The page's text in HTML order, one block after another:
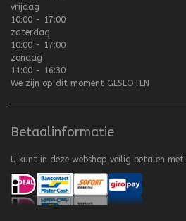
vrijdag
10:00 - 17:00
zaterdag
10:00 - 17:00
zondag
11:00 - 16:30
We zijn op dit moment GESLOTEN
Betaalinformatie
U kunt in deze webshop veilig betalen met: